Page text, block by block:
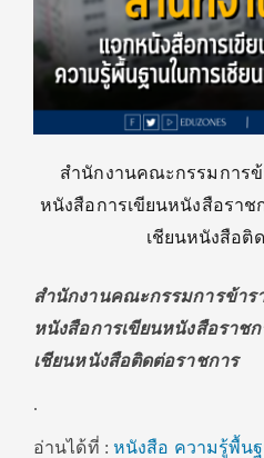
สำนักงานคณะกรรมการข้
หนังสือการเขียนหนังสือราช
เชียนหนังสือติ
สำนักงานคณะกรรมการข้าร
หนังสือการเขียนหนังสือราช
เชียนหนังสือติดต่อราชการ
.
อ่านได้ที่ : หนังสือ ความรู้พื้น